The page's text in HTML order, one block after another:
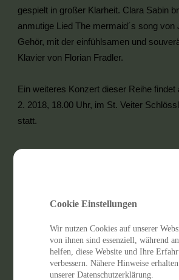
gespielt in großer Klarheit. Clara Sabin
anmutige Lied The mermaid´s song
Gehör, mit der einfühlsamen und
Klavier von Florian Fradler.
Ein weiteres Konzert dieser Reihe findet
2. 2018, 18.00 Uhr, im St. Veiter
statt.
Fotos: Jürgen Nagl, Mag. Andrea
Cookie Einstellungen
Wir nutzen Cookies auf unserer
von ihnen sind essenziell, während
helfen, diese Website und Ihre
verbessern. Nähere Hinweise
unserer Datenschutzerklärung.